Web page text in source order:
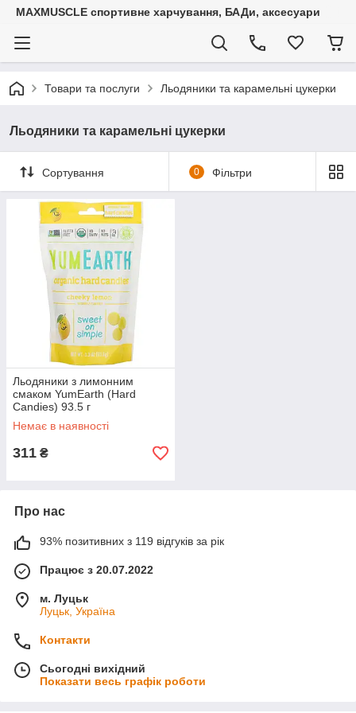
MAXMUSCLE спортивне харчування, БАДи, аксесуари
Товари та послуги Льодяники та карамельні цукерки
Льодяники та карамельні цукерки
Сортування 0 Фільтри
Льодяники з лимонним
смаком YumEarth (Hard
Candies) 93.5 г
Немає в наявності
311 ₴
Про нас
93% позитивних з 119 відгуків за рік
Працює з 20.07.2022
м. Луцьк
Луцьк, Україна
Контакти
Сьогодні вихідний
Показати весь графік роботи